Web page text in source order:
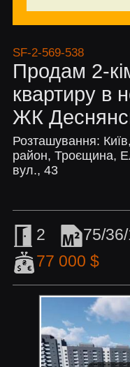
SF-2-569-538
Продам 2-
квартиру в
ЖК
Розташування:
район, Троєщина,
вул., 43
2 75/
77 000 $